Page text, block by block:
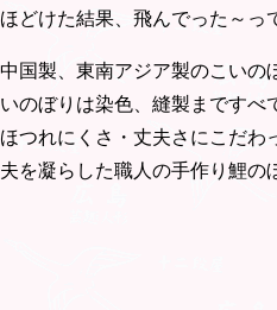
ほどけた結果、飛んでった～っ
中国製、東南アジア製のこいの
いのぼりは染色、縫製まですべ
ほつれにくさ・丈夫さにこだわ
夫を凝らした職人の手作り鯉の